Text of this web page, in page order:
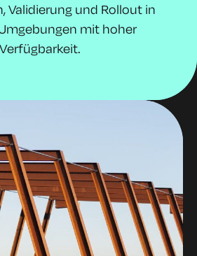
Validierung und Rollout in
mit hoher
Verfügbarkeit.